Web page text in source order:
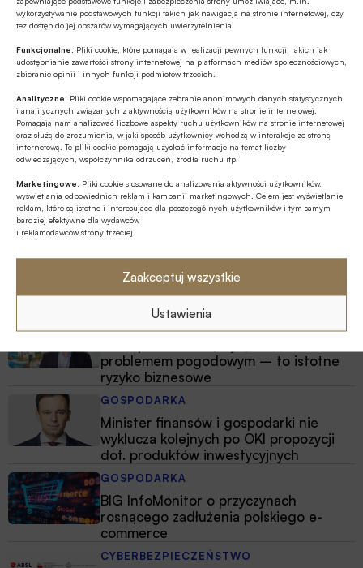
wykorzystywanie podstawowych funkcji takich jak nawigacja na stronie internetowej, czy
tez dostęp do jej obszarów wymagających uwierzytelnienia.
Funkcjonalne: Pliki cookie, które pomagają w realizacji pewnych funkcji, takich jak
udostępnianie zawartości strony internetowej na platformach mediów społecznościowych,
zbieranie opinii i innych funkcji podmiotów trzecich.
Analityczne: Pliki cookie wspomagające zebranie anonimowych danych statystycznych
i analitycznych związanych z aktywnością użytkowników na stronie internetowej.
Pomagają nam analizować liczbowe aspekty ruchu użytkowników na stronie internetowej
oraz służą do zrozumienia, w jaki sposób użytkownicy wchodzą w interakcje ze stroną
internetową. Te pliki cookie pomagają uzyskać informacje na temat liczby
odwiedzających, współczynnika odrzuceń, źródła ruchu itp.
Marketingowe: Pliki cookie stosowane do analizowania aktywności użytkowników,
wyświetlania odpowiednich reklam i kampanii marketingowych. Celem jest wyświetlanie
reklam, które są istotne i interesujące dla poszczególnych użytkowników i tym samym
bardziej efektywne dla wydawców
i reklamodawców strony trzeciej.
Zaakceptuj wszystkie
Ustawienia
Najnowsze
EBC o ewentualnym finansowaniu
wydatków obronnych przez NBP
GOSPODARKA
Leasing w Polsce rośnie znacznie silniej
niż nasze PKB
osiągnął rekordową wartość 354,9 mld
zł
problemem pogodowym – to istotne
ryzyko biznesowe
GOSPODARKA
Minister finansów i gospodarki nie
wyklucza kolejnych po OKI propozycji
dot. produktów inwestycyjnych
GOSPODARKA
BIG InfoMonitor o przyczynach
rosnącego zadłużenia polskiego e-
commerce
CYBERBEZPIECZEŃSTWO